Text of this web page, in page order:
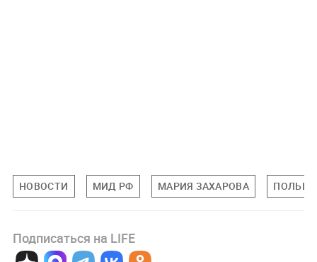
НОВОСТИ МИД РФ МАРИЯ ЗАХАРОВА
Подписаться на LIFE